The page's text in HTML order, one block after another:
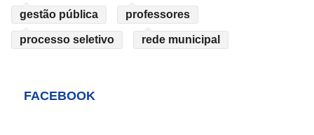
gestão pública professores
processo seletivo rede municipal
FACEBOOK